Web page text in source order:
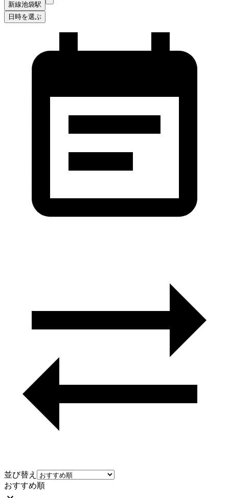
新線池袋駅
日時を選ぶ
並び替え
おすすめ順